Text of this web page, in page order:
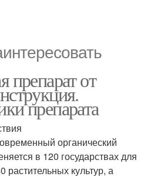
препарат от
препарата
органический
в 120 государствах для
культур, а